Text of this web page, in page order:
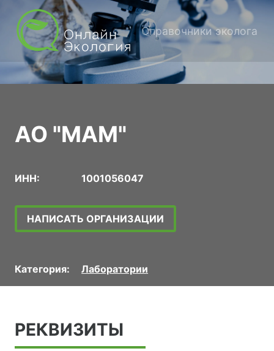
Справочники эколога
АО "МАМ"
ИНН: 1001056047
НАПИСАТЬ ОРГАНИЗАЦИИ
Категория: Лаборатории
РЕКВИЗИТЫ